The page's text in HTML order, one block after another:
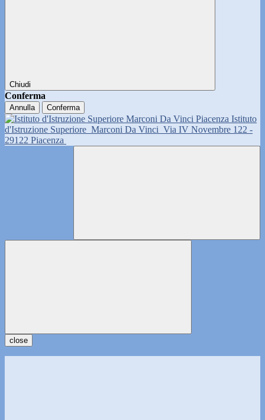
Chiudi
Conferma
Annulla Conferma
Istituto
d'Istruzione Superiore Marconi Da Vinci Via IV Novembre 122 -
29122 Piacenza
close